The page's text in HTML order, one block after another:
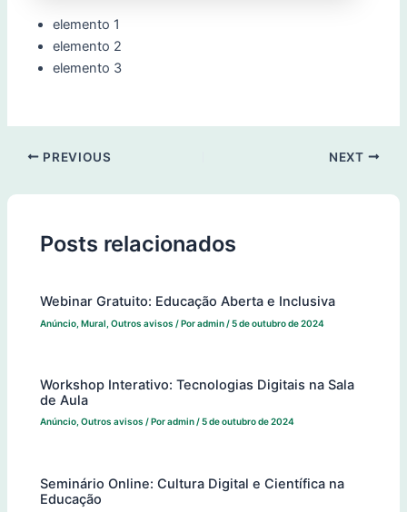
elemento 1
elemento 2
elemento 3
PREVIOUS NEXT
Posts relacionados
Webinar Gratuito: Educação Aberta e Inclusiva
Anúncio ,Mural ,Outros avisos / Poradmin/5 de outubro de 2024
Workshop Interativo: Tecnologias Digitais na Sala
de Aula
Anúncio,Outros avisos / Poradmin/5 de outubro de 2024
Seminário Online: Cultura Digital e Científica na
Educação